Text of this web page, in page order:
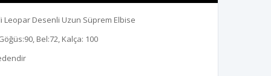
Leopar Desenli Uzun Süprem Elbise
Bel:72, Kalça: 100